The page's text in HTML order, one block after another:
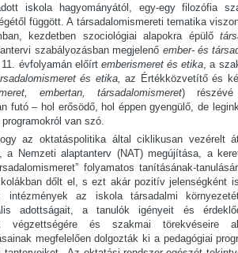
iskola hagyományától, egy-egy filozófia
függött. A társadalomismereti tematika
kezdetben szociológiai alapokra épülő
szabályozásban megjelenő ember- és
évfolyamán előírt emberismeret és etika, a
és etika, az Értékközvetítő és
embertan, társadalomismeret)
futó – hol erősödő, hol éppen gyengülő, de
van szó.
az oktatáspolitika által ciklikusan vezérelt
a Nemzeti alaptanterv (NAT) megújítása, a
folyamatos tanításának-
dőlt el, s ezt akár pozitív jelenségként
intézmények az iskola társadalmi
adottságait, a tanulók igényeit és
végzettségére és szakmai törekvéseire
megfelelően dolgozták ki a pedagógiai